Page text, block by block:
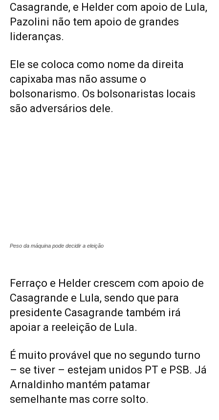
Casagrande, e Helder com apoio de Lula,
Pazolini não tem apoio de grandes
lideranças.
Ele se coloca como nome da direita
capixaba mas não assume o
bolsonarismo. Os bolsonaristas locais
são adversários dele.
Peso da máquina pode decidir a eleição
Ferraço e Helder crescem com apoio de
Casagrande e Lula, sendo que para
presidente Casagrande também irá
apoiar a reeleição de Lula.
É muito provável que no segundo turno
– se tiver – estejam unidos PT e PSB. Já
Arnaldinho mantém patamar
semelhante mas corre solto.